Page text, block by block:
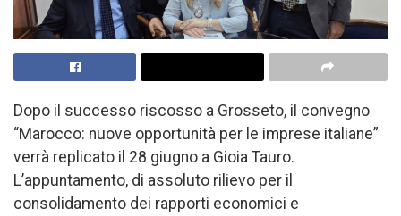
Dopo il successo riscosso a Grosseto, il convegno
“Marocco: nuove opportunità per le imprese italiane”
verrà replicato il 28 giugno a Gioia Tauro.
L’appuntamento, di assoluto rilievo per il
consolidamento dei rapporti economici e